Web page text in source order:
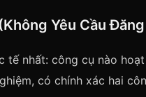
Yêu Cầu
tế nhất: công cụ nào
có chính xác hai